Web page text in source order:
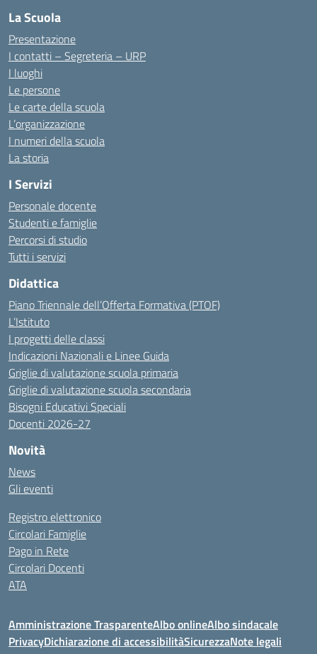
La Scuola
Presentazione
I contatti – Segreteria – URP
I luoghi
Le persone
Le carte della scuola
L’organizzazione
I numeri della scuola
La storia
I Servizi
Personale docente
Studenti e famiglie
Percorsi di studio
Tutti i servizi
Didattica
Piano Triennale dell’Offerta Formativa (PTOF)
L’Istituto
I progetti delle classi
Indicazioni Nazionali e Linee Guida
Griglie di valutazione scuola primaria
Griglie di valutazione scuola secondaria
Bisogni Educativi Speciali
Docenti 2026-27
Novità
News
Gli eventi
Registro elettronico
Circolari Famiglie
Pago in Rete
Circolari Docenti
ATA
Amministrazione TrasparenteAlbo onlineAlbo sindacale
PrivacyDichiarazione di accessibilitàSicurezzaNote legali